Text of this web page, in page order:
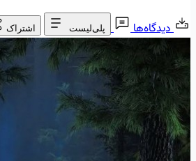
دیدگاه‌ها پلی‌لیست اشتراک